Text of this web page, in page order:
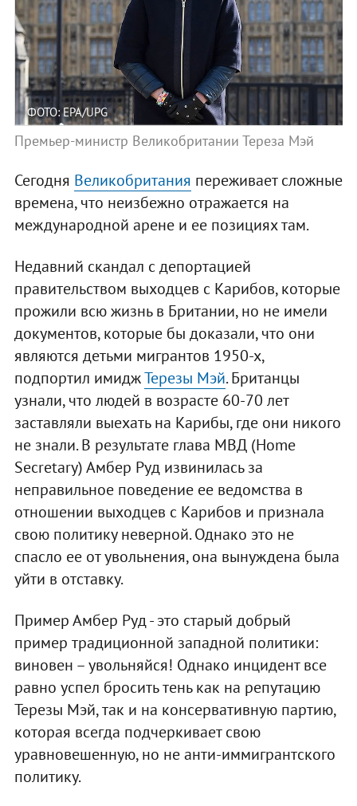
ФОТО: EPA/UPG
Премьер-министр Великобритании Тереза Мэй
Сегодня Великобритания переживает сложные
времена, что неизбежно отражается на
международной арене и ее позициях там.
Недавний скандал с депортацией
правительством выходцев с Карибов, которые
прожили всю жизнь в Британии, но не имели
документов, которые бы доказали, что они
являются детьми мигрантов 1950-х,
подпортил имиджТерезы Мэй. Британцы
узнали, что людей в возрасте 60-70 лет
заставляли выехать на Карибы, где они никого
не знали. В результате глава МВД (Home
Secretary) Амбер Руд извинилась за
неправильное поведение ее ведомства в
отношении выходцев с Карибов и признала
свою политику неверной. Однако это не
спасло ее от увольнения, она вынуждена была
уйти в отставку.
Пример Амбер Руд - это старый добрый
пример традиционной западной политики:
виновен – увольняйся! Однако инцидент все
равно успел бросить тень как на репутацию
Терезы Мэй, так и на консервативную партию,
которая всегда подчеркивает свою
уравновешенную, но не анти-иммигрантского
политику.